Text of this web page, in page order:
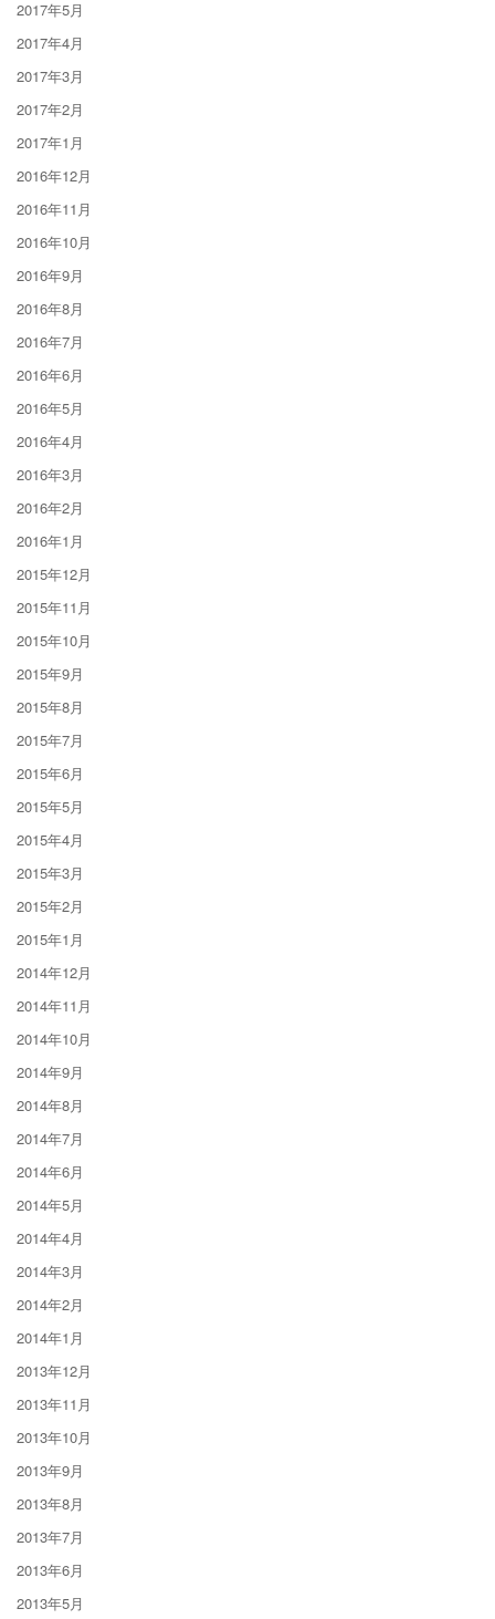
2017年5月
2017年4月
2017年3月
2017年2月
2017年1月
2016年12月
2016年11月
2016年10月
2016年9月
2016年8月
2016年7月
2016年6月
2016年5月
2016年4月
2016年3月
2016年2月
2016年1月
2015年12月
2015年11月
2015年10月
2015年9月
2015年8月
2015年7月
2015年6月
2015年5月
2015年4月
2015年3月
2015年2月
2015年1月
2014年12月
2014年11月
2014年10月
2014年9月
2014年8月
2014年7月
2014年6月
2014年5月
2014年4月
2014年3月
2014年2月
2014年1月
2013年12月
2013年11月
2013年10月
2013年9月
2013年8月
2013年7月
2013年6月
2013年5月